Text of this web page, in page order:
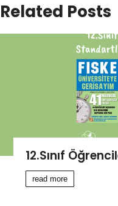
Related Posts
12.Sınıf
read more